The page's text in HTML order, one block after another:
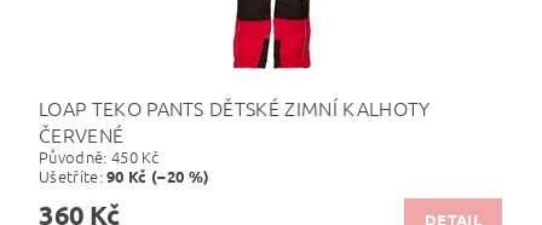
LOAP TEKO PANTS DĚTSKÉ ZIMNÍ KALHOTY
ČERVENÉ
Původně: 450 Kč
Ušetříte:90 Kč (–20 %)
360 Kč DETAIL